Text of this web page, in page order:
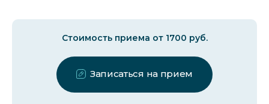
Стоимость приема от 1700 руб.
Записаться на прием